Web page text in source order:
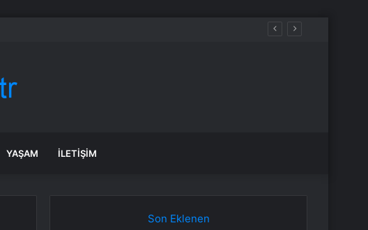
YAŞAM İLETIŞIM
Son Eklenen